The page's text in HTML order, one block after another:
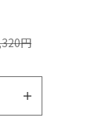
価格
円